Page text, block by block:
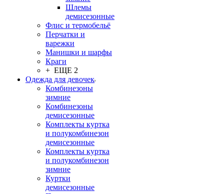
Шлемы
демисезонные
Флис и термобельё
Перчатки и
варежки
Манишки и шарфы
Краги
+ ЕЩЕ 2
Одежда для девочек
Комбинезоны
зимние
Комбинезоны
демисезонные
Комплекты куртка
и полукомбинезон
демисезонные
Комплекты куртка
и полукомбинезон
зимние
Куртки
демисезонные